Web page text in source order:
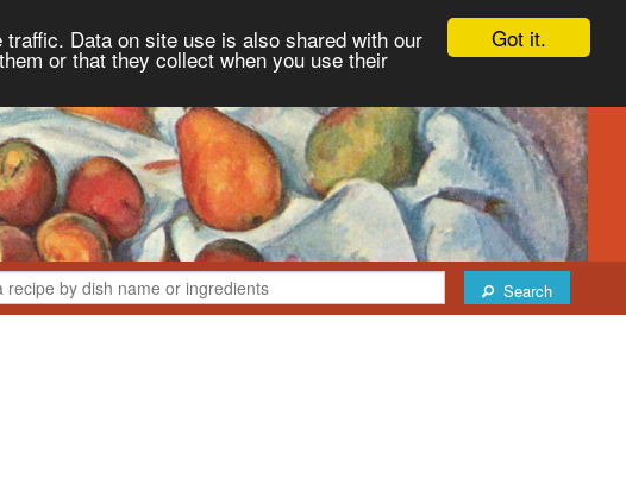
Got it.
Data on site use is also shared with our
or that they collect when you use their
Search